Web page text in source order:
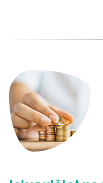
Nejvyšší
v Evropě